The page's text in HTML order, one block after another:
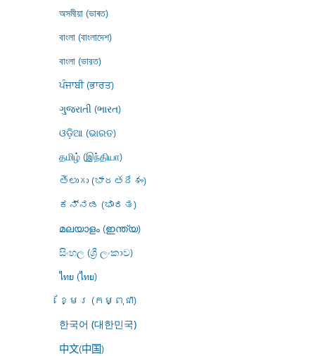
অসমীয়া (ভাৰত)
বাংলা (বাংলাদেশ)
বাংলা (ভারত)
ਪੰਜਾਬੀ (ਭਾਰਤ)
ગુજરાતી (ભારત)
ଓଡ଼ିଆ (ଭାରତ)
தமிழ் (இந்தியா)
తెలుగు (భారతదేశం)
ಕನ್ನಡ (ಭಾರತ)
മലയാളം (ഇന്ത്യ)
සිංහල (ශ්‍රී ලංකාව)
ไทย (ไทย)
ខ្មែរ (កម្ពុជា)
한국어 (대한민국)
中文(中国)